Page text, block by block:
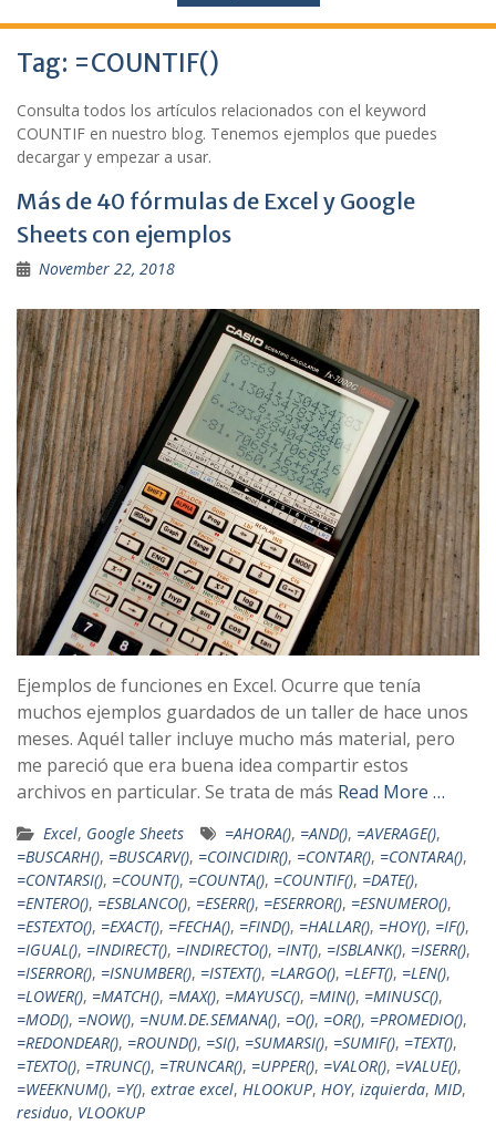
Tag: =COUNTIF()
Consulta todos los artículos relacionados con el keyword
COUNTIF en nuestro blog. Tenemos ejemplos que puedes
decargar y empezar a usar.
Más de 40 fórmulas de Excel y Google
Sheets con ejemplos
November 22, 2018
Ejemplos de funciones en Excel. Ocurre que tenía
muchos ejemplos guardados de un taller de hace unos
meses. Aquél taller incluye mucho más material, pero
me pareció que era buena idea compartir estos
archivos en particular. Se trata de más Read More …
Excel, Google Sheets =AHORA(), =AND(), =AVERAGE(),
=BUSCARH(), =BUSCARV(), =COINCIDIR(), =CONTAR(), =CONTARA(),
=CONTARSI(), =COUNT(), =COUNTA(), =COUNTIF(), =DATE(),
=ENTERO(), =ESBLANCO(), =ESERR(), =ESERROR(), =ESNUMERO(),
=ESTEXTO(), =EXACT(), =FECHA(), =FIND(), =HALLAR(), =HOY(), =IF(),
=IGUAL(), =INDIRECT(), =INDIRECTO(), =INT(), =ISBLANK(), =ISERR(),
=ISERROR(), =ISNUMBER(), =ISTEXT(), =LARGO(), =LEFT(), =LEN(),
=LOWER(), =MATCH(), =MAX(), =MAYUSC(), =MIN(), =MINUSC(),
=MOD(), =NOW(), =NUM.DE.SEMANA(), =O(), =OR(), =PROMEDIO(),
=REDONDEAR(), =ROUND(), =SI(), =SUMARSI(), =SUMIF(), =TEXT(),
=TEXTO(), =TRUNC(), =TRUNCAR(), =UPPER(), =VALOR(), =VALUE(),
=WEEKNUM(), =Y(), extrae excel, HLOOKUP, HOY, izquierda, MID,
residuo, VLOOKUP